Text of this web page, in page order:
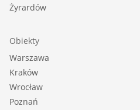
Żyrardów
Obiekty
Warszawa
Kraków
Wrocław
Poznań